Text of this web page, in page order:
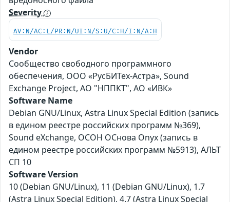
Severity
AV:N/AC:L/PR:N/UI:N/S:U/C:H/I:N/A:H
Vendor
Сообщество свободного программного
обеспечения, ООО «РусБИТех-Астра», Sound
Exchange Project, АО "НППКТ", АО «ИВК»
Software Name
Debian GNU/Linux, Astra Linux Special Edition (запись
в едином реестре российских программ №369),
Sound eXchange, ОСОН ОСнова Оnyx (запись в
едином реестре российских программ №5913), АЛЬТ
СП 10
Software Version
10 (Debian GNU/Linux), 11 (Debian GNU/Linux), 1.7
(Astra Linux Special Edition), 4.7 (Astra Linux Special